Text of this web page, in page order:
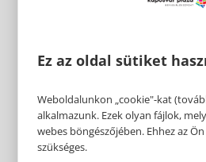
Ez az oldal sütiket
Weboldalunkon „cookie"-kat
alkalmazunk. Ezek olyan fájlok,
webes böngészőjében. Ehhez az
szükséges.